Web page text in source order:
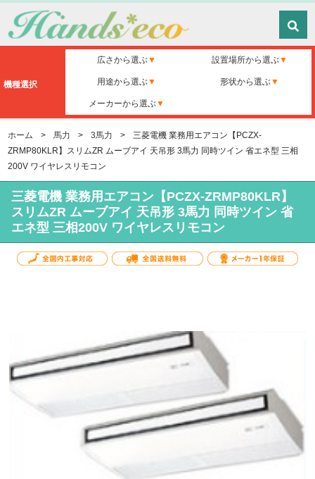
機種選択
広さから選ぶ 設置場所から選ぶ
用途から選ぶ 形状から選ぶ
メーカーから選ぶ
ホーム > 馬力 > 3馬力 >
三菱電機 業務用エアコン【PCZX-
ZRMP80KLR】スリムZR ムーブアイ 天吊形 3馬力 同時ツイン 省エネ型 三相
200V ワイヤレスリモコン
三菱電機 業務用エアコン【PCZX-ZRMP80KLR】
スリムZR ムーブアイ 天吊形 3馬力 同時ツイン 省
エネ型 三相200V ワイヤレスリモコン